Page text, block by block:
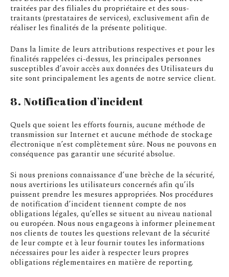
traitées par des filiales du propriétaire et des sous-
traitants (prestataires de services), exclusivement afin de
réaliser les finalités de la présente politique.
Dans la limite de leurs attributions respectives et pour les
finalités rappelées ci-dessus, les principales personnes
susceptibles d’avoir accès aux données des Utilisateurs du
site sont principalement les agents de notre service client.
8. Notification d’incident
Quels que soient les efforts fournis, aucune méthode de
transmission sur Internet et aucune méthode de stockage
électronique n’est complètement sûre. Nous ne pouvons en
conséquence pas garantir une sécurité absolue.
Si nous prenions connaissance d’une brèche de la sécurité,
nous avertirions les utilisateurs concernés afin qu’ils
puissent prendre les mesures appropriées. Nos procédures
de notification d’incident tiennent compte de nos
obligations légales, qu’elles se situent au niveau national
ou européen. Nous nous engageons à informer pleinement
nos clients de toutes les questions relevant de la sécurité
de leur compte et à leur fournir toutes les informations
nécessaires pour les aider à respecter leurs propres
obligations réglementaires en matière de reporting.